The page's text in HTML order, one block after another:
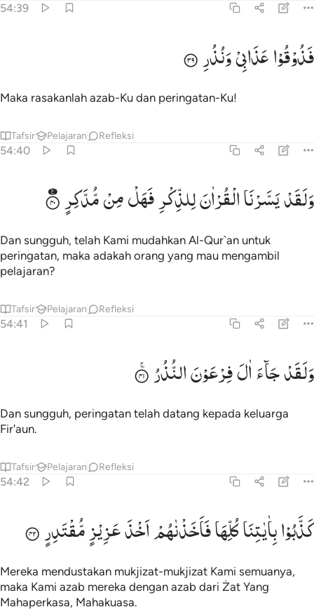
54:39
فذوقوا عذابي ونذر ٣٩
فَذُوقُوا۟ عَذَابِى وَنُذُرِ ٣٩
فَذُوْقُوْاعَذَابِیْوَنُذُرِ
Maka rasakanlah azab-Ku dan peringatan-Ku!
Tafsir Pelajaran Refleksi
54:40
ولقد يسرنا القران للذكر فهل من مدكر ٤٠
وَلَقَدْ يَسَّرْنَا ٱلْقُرْءَانَ لِلذِّكْرِ فَهَلْ مِن مُّدَّكِرٍۢ ٤٠
وَلَقَدْیَسَّرْنَاالْقُرْاٰنَلِلذِّكْرِفَهَلْمِنْمُّدَّكِرٍ
Dan sungguh, telah Kami mudahkan Al-Qur`an untuk
peringatan, maka adakah orang yang mau mengambil
pelajaran?
Tafsir Pelajaran Refleksi
54:41
ولقد جاء ال فرعون النذر ٤١
وَلَقَدْ جَآءَ ءَالَ فِرْعَوْنَ ٱلنُّذُرُ ٤١
وَلَقَدْجَآءَاٰلَفِرْعَوْنَالنُّذُرُ
Dan sungguh, peringatan telah datang kepada keluarga
Fir'aun.
Tafsir Pelajaran Refleksi
54:42
كذبوا باياتنا كلها فاخذناهم اخذ عزيز مقتدر ٤٢
كَذَّبُوا۟ بِـَٔايَـٰتِنَا كُلِّهَا فَأَخَذْنَـٰهُمْ أَخْذَ عَزِيزٍۢ مُّقْتَدِرٍ ٤٢
كَذَّبُوْابِاٰیٰتِنَاكُلِّهَافَاَخَذْنٰهُمْاَخْذَعَزِیْزٍمُّقْتَدِرٍ
Mereka mendustakan mukjizat-mukjizat Kami semuanya,
maka Kami azab mereka dengan azab dari Żat Yang
Mahaperkasa, Mahakuasa.